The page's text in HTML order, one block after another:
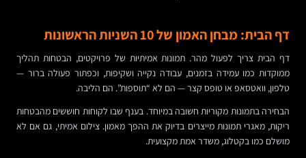
דף הבית: מבחן האמון של 10 השניות הראשונות
דף הבית צריך לפעול מהר. תמונות אמיתיות של פרויקטים, הבטחות תהליך
ממוקדות כמו עמידה בזמנים, עבודה נקייה ושקיפות, וכפתור פעולה ברור —
טלפון, וואטסאפ או טופס קצר — הם לא “תוספות”. הם הליבה.
הבחירה בתמונות מקוריות חשובה במיוחד. בענף שבו לקוחות חוששים מהבטחות
ריקות, מאגרי תמונות מייצרים בדיוק את ההפך מאמון. צילום אמיתי, גם אם לא
מושלם כמו בקטלוג, משדר אמת מקצועית.